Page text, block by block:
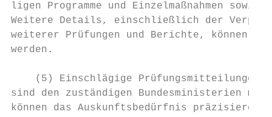
ligen Programme und Einzelmaßnahmen
Weitere Details, einschließlich der
weiterer Prüfungen und Berichte, können
werden.
(5) Einschlägige Prüfungsmitteilungen
sind den zuständigen Bundesministerien
können das Auskunftsbedürfnis präzisieren